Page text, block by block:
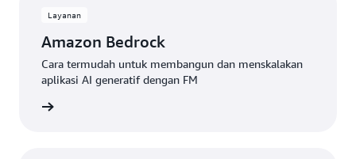
Layanan
Amazon Bedrock
Cara termudah untuk membangun dan menskalakan
aplikasi AI generatif dengan FM